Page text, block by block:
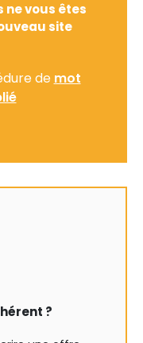
ne vous êtes
site
de mot
?